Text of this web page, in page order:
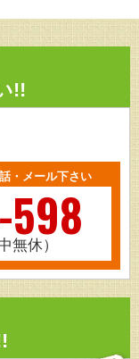
!!
・メール下さい
598
無休）